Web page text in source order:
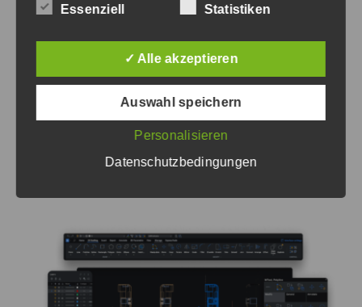
Lizenzart*
BricsCAD®
Lite
JETZT KAUFEN
Essenziell Statistiken
✓ Alle akzeptieren
Auswahl speichern
Personalisieren
Datenschutzbedingungen